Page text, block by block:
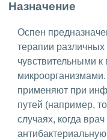
Назначение
Оспен
терапии
чувствительными
применяют при
путей (например,
случаях, когда